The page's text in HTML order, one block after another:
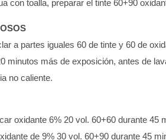
con toalla, preparar el tinte 60+90
a partes iguales 60 de tinte y 60 de
minutos más de exposición, antes de
no caliente.
oxidante 6% 20 vol. 60+60 durante 45
de 9% 30 vol. 60+90 durante 45